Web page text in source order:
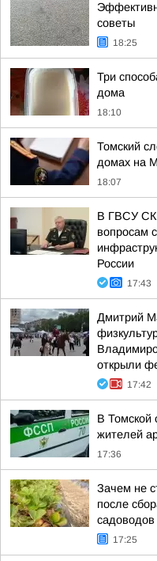
советы
18:25
Три
дома
18:10
Томский
домах на
18:07
В ГВСУ СК
вопросам
России
17:43
Дмитрий
открыли
17:42
В Томской
жителей
17:36
Зачем не
после
садоводов
17:25